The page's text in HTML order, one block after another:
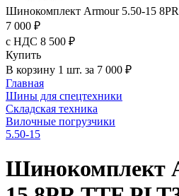
Шинокомплект Armour 5.50-15
7 000 ₽
с НДС 8 500 ₽
Купить
В корзину 1 шт. за 7 000 ₽
Главная
Шины для спецтехники
Складская техника
Вилочные погрузчики
5.50-15
Шинокомплект